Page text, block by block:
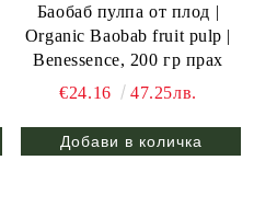
Баобаб пулпа от плод |
Organic Baobab fruit pulp |
Benessence, 200 гр прах
€24.16
47.25лв.